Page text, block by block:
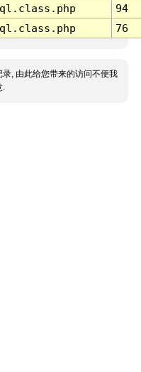
94
76
, 由此给您带来的访问不便我
.